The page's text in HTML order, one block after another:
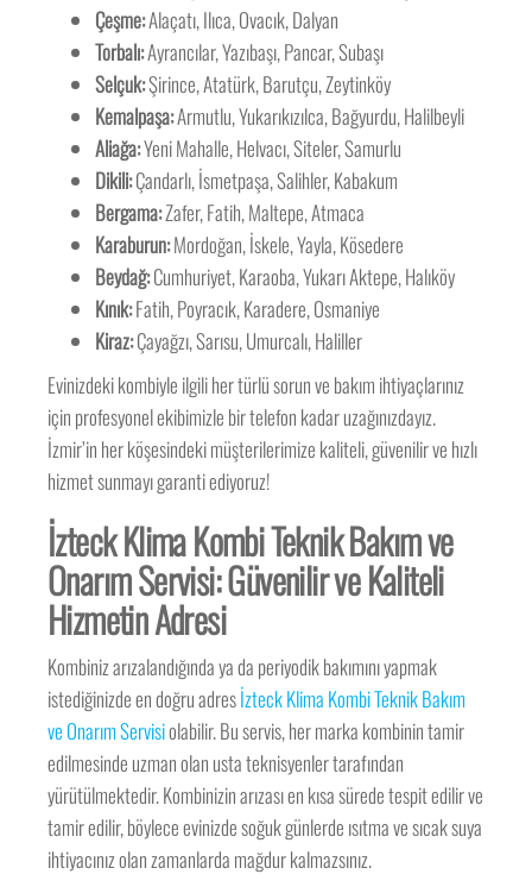
Çeşme:Alaçatı, Ilıca, Ovacık, Dalyan
Torbalı:Ayrancılar, Yazıbaşı, Pancar, Subaşı
Selçuk:Şirince, Atatürk, Barutçu, Zeytinköy
Kemalpaşa:Armutlu, Yukarıkızılca, Bağyurdu, Halilbeyli
Aliağa:Yeni Mahalle, Helvacı, Siteler, Samurlu
Dikili:Çandarlı, İsmetpaşa, Salihler, Kabakum
Bergama:Zafer, Fatih, Maltepe, Atmaca
Karaburun:Mordoğan, İskele, Yayla, Kösedere
Beydağ:Cumhuriyet, Karaoba, Yukarı Aktepe, Halıköy
Kınık:Fatih, Poyracık, Karadere, Osmaniye
Kiraz:Çayağzı, Sarısu, Umurcalı, Haliller
Evinizdeki kombiyle ilgili her türlü sorun ve bakım ihtiyaçlarınız
için profesyonel ekibimizle bir telefon kadar uzağınızdayız.
İzmir’in her köşesindeki müşterilerimize kaliteli, güvenilir ve hızlı
hizmet sunmayı garanti ediyoruz!
İzteck Klima Kombi Teknik Bakım ve
Onarım Servisi: Güvenilir ve Kaliteli
Hizmetin Adresi
Kombiniz arızalandığında ya da periyodik bakımını yapmak
istediğinizde en doğru adresİzteck Klima Kombi Teknik Bakım
ve Onarım Servisiolabilir. Bu servis, her marka kombinin tamir
edilmesinde uzman olan usta teknisyenler tarafından
yürütülmektedir. Kombinizin arızası en kısa sürede tespit edilir ve
tamir edilir, böylece evinizde soğuk günlerde ısıtma ve sıcak suya
ihtiyacınız olan zamanlarda mağdur kalmazsınız.